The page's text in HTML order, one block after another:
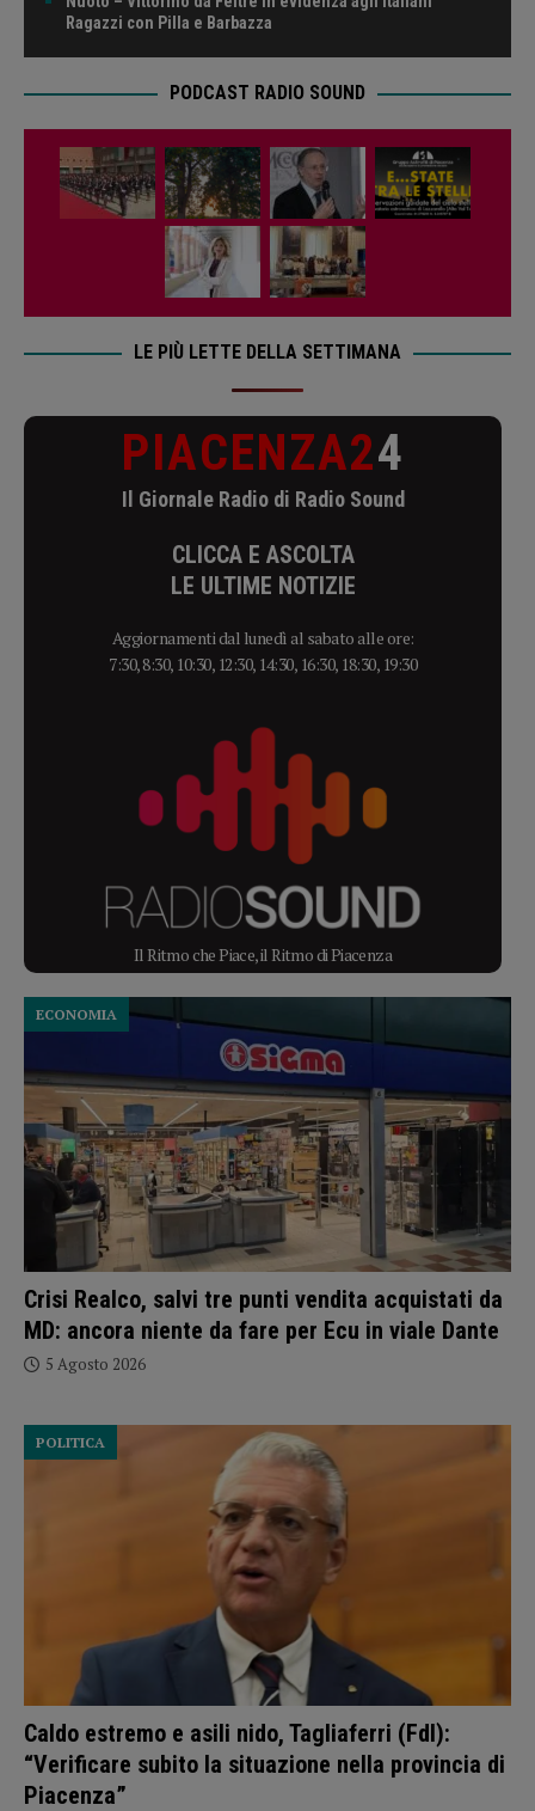
Ragazzi con Pilla e Barbazza
PODCAST RADIO SOUND
LE PIÙ LETTE DELLA SETTIMANA
PIACENZA24
Il Giornale Radio di Radio Sound
CLICCA E ASCOLTA
LE ULTIME NOTIZIE
Aggiornamenti dal lunedì al sabato alle ore:
7:30, 8:30, 10:30, 12:30, 14:30, 16:30, 18:30, 19:30
Il Ritmo che Piace, il Ritmo di Piacenza
Crisi Realco, salvi tre punti vendita acquistati da
MD: ancora niente da fare per Ecu in viale Dante
ECONOMIA
5 Agosto 2026
Caldo estremo e asili nido, Tagliaferri (FdI):
“Verificare subito la situazione nella provincia di
Piacenza”
POLITICA